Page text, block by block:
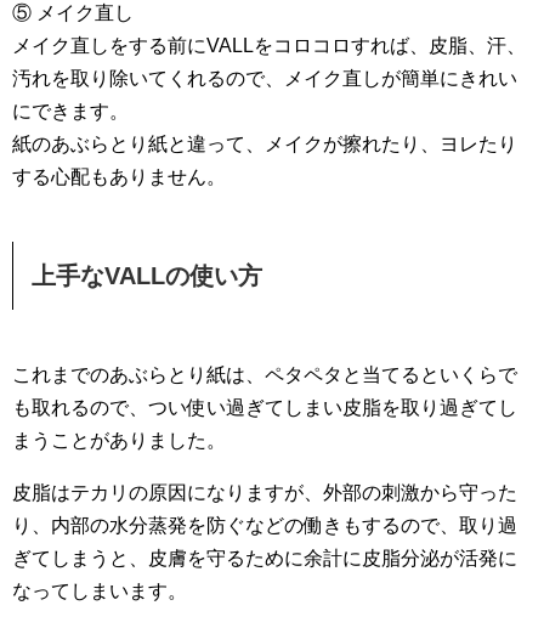
⑤ メイク直し
メイク直しをする前にVALLをコロコロすれば、皮脂、汗、
汚れを取り除いてくれるので、メイク直しが簡単にきれい
にできます。
紙のあぶらとり紙と違って、メイクが擦れたり、ヨレたり
する心配もありません。
上手なVALLの使い方
これまでのあぶらとり紙は、ペタペタと当てるといくらで
も取れるので、つい使い過ぎてしまい皮脂を取り過ぎてし
まうことがありました。
皮脂はテカリの原因になりますが、外部の刺激から守った
り、内部の水分蒸発を防ぐなどの働きもするので、取り過
ぎてしまうと、皮膚を守るために余計に皮脂分泌が活発に
なってしまいます。